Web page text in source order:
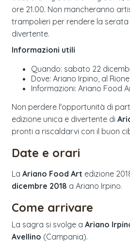
ore 21.00. Non mancheranno
trampolieri per rendere la
divertente.
Informazioni utili
Quando: sabato 22
Dove: Ariano Irpino, al
Informazioni: Ariano Food
Non perdere l'opportunità di
edizione unica e divertente di
pronti a riscaldarvi con il buon
Date e orari
La Ariano Food Art edizione
dicembre 2018 a Ariano Irpino.
Come arrivare
La sagra si svolge a Ariano
Avellino (Campania).